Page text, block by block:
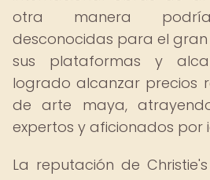
otra manera
desconocidas para el gran
sus plataformas y
logrado alcanzar precios
de arte maya,
expertos y aficionados por
La reputación de